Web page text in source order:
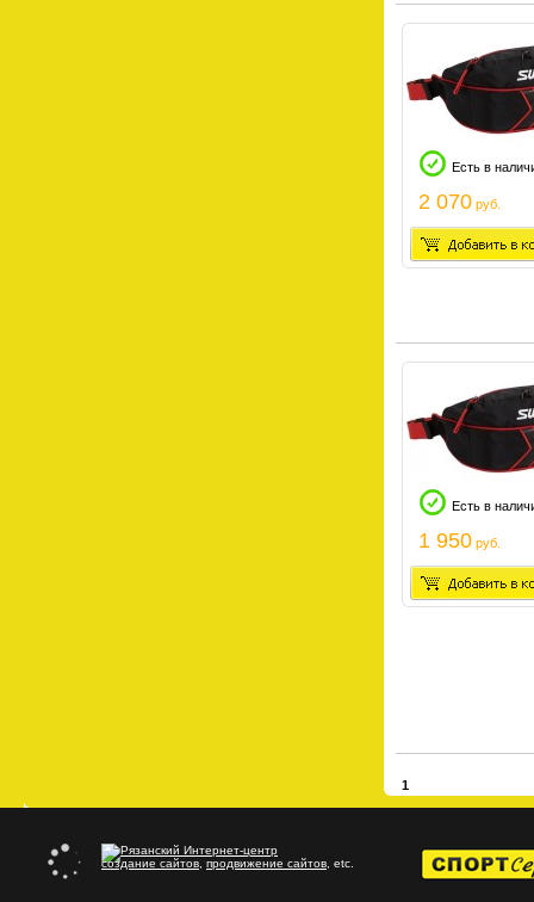
Есть в
2 070 руб.
Есть в
1 950 руб.
1
создание сайтов продвижение сайтов , etc.